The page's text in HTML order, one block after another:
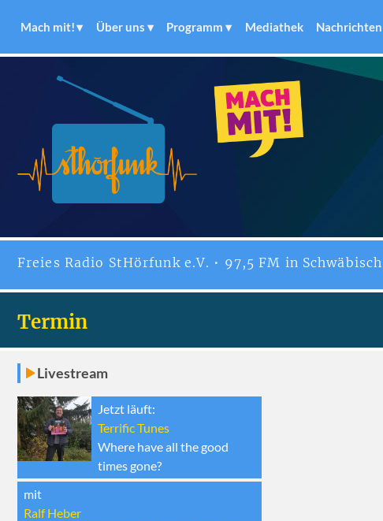
Mach mit! Über uns Programm Mediathek
Freies Radio StHörfunke.V. • 97,5 FM in
Termin
Livestream
Jetzt läuft:
Terrific Tunes
Where have all the good
times gone?
mit
Ralf Heber